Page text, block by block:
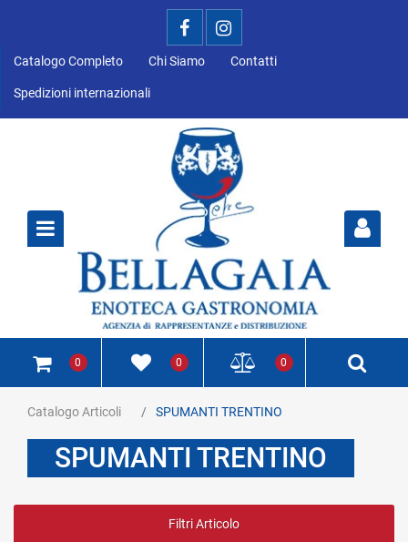
Catalogo Completo Chi Siamo Contatti
Spedizioni internazionali
0 0 0
Catalogo Articoli SPUMANTI TRENTINO
SPUMANTI TRENTINO
Filtri Articolo